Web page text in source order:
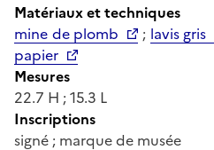
Matériaux et techniques
mine de plomb
; lavis gris
papier
Mesures
22.7 H ; 15.3 L
Inscriptions
signé ; marque de musée